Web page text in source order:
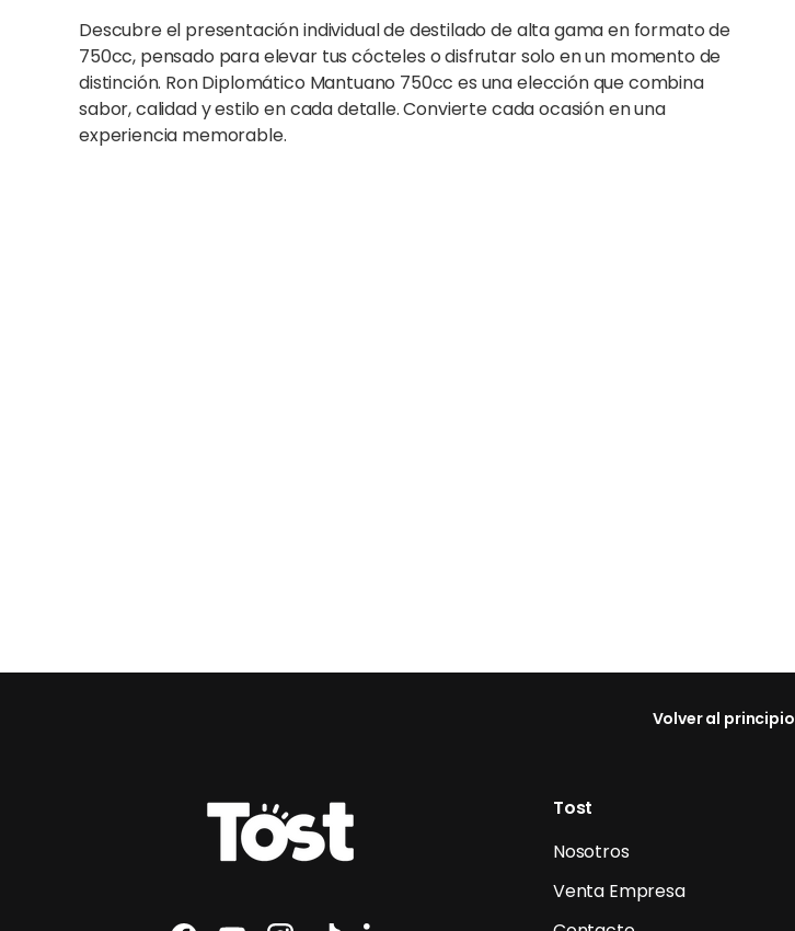
Descubre el presentación individual de destilado de alta gama en formato de
750cc, pensado para elevar tus cócteles o disfrutar solo en un momento de
distinción. Ron Diplomático Mantuano 750cc es una elección que combina
sabor, calidad y estilo en cada detalle. Convierte cada ocasión en una
experiencia memorable.
Volver al principio
Tost
Nosotros
Venta Empresa